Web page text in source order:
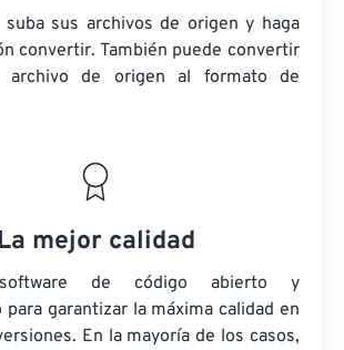
suba sus archivos de origen y haga
convertir. También puede convertir
archivo de origen al formato de
La mejor calidad
software de código abierto y
para garantizar la máxima calidad en
En la mayoría de los casos,